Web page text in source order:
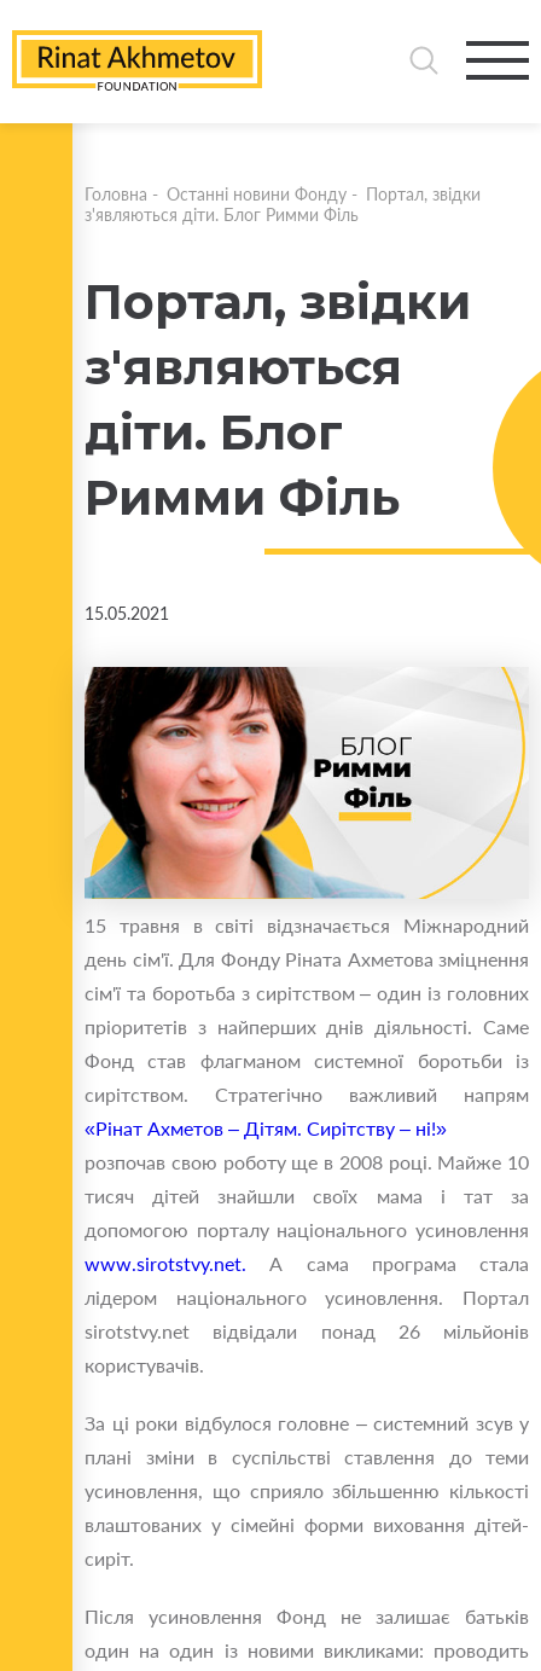
Головна - Останні новини Фонду - Портал, звідки
з'являються діти. Блог Римми Філь
Портал, звідки
з'являються
діти. Блог
Римми Філь
15.05.2021
15 травня в світі відзначається Міжнародний
день сім'ї. Для Фонду Ріната Ахметова зміцнення
сім'ї та боротьба з сирітством – один із головних
пріоритетів з найперших днів діяльності. Саме
Фонд став флагманом системної боротьби із
сирітством. Стратегічно важливий напрям
«Рінат Ахметов – Дітям. Сирітству – ні!»
розпочав свою роботу ще в 2008 році. Майже 10
тисяч дітей знайшли своїх мама і тат за
допомогою порталу національного усиновлення
www.sirotstvy.net. А сама програма стала
лідером національного усиновлення. Портал
sirotstvy.net відвідали понад 26 мільйонів
користувачів.
За ці роки відбулося головне – системний зсув у
плані зміни в суспільстві ставлення до теми
усиновлення, що сприяло збільшенню кількості
влаштованих у сімейні форми виховання дітей-
сиріт.
Після усиновлення Фонд не залишає батьків
один на один із новими викликами: проводить